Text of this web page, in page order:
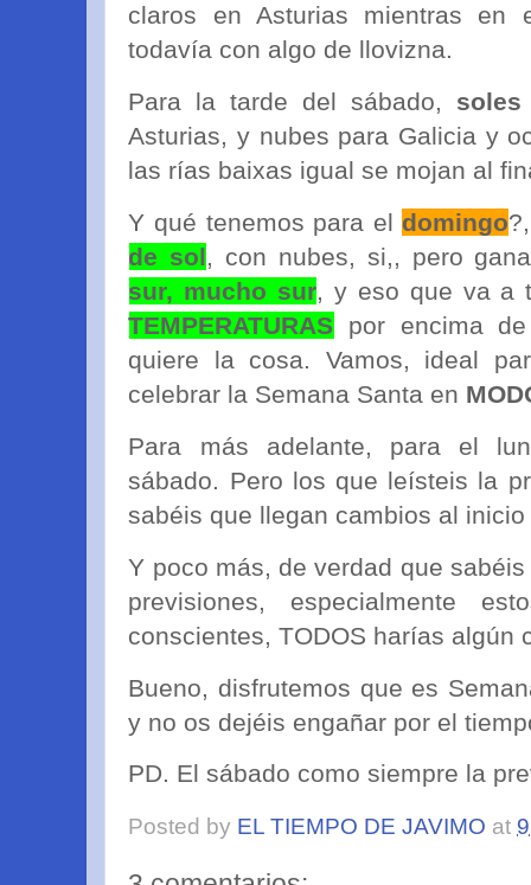
claros en Asturias mientras en
todavía con algo de llovizna.
Para la tarde del sábado, soles
Asturias, y nubes para Galicia y
las rías baixas igual se mojan al
Y qué tenemos para el domingo
de sol, con nubes, si,, pero
sur, mucho sur, y eso que va a
TEMPERATURAS por encima
quiere la cosa. Vamos, ideal
celebrar la Semana Santa en
Para más adelante, para el
sábado. Pero los que leísteis la
sabéis que llegan cambios al
Y poco más, de verdad que
previsiones, especialmente
conscientes, TODOS harías algún
Bueno, disfrutemos que es
y no os dejéis engañar por el
PD. El sábado como siempre la
Posted by EL TIEMPO DE JAVIMO at